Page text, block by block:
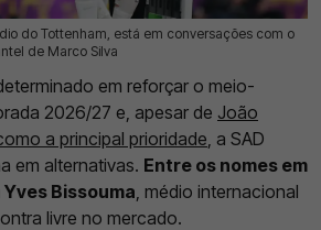
do Tottenham, está em conversações com o
de Marco Silva
em reforçar o meio-
2026/27 e, apesar de João
a principal prioridade , a SAD
em alternativas. Entre os nomes em
Bissouma , médio internacional
livre no mercado.